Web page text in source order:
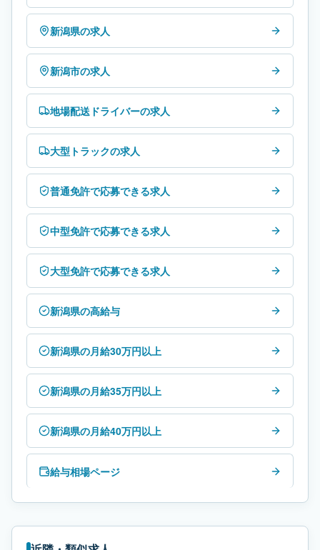
新潟県の求人
新潟市の求人
地場配送ドライバーの求人
大型トラックの求人
普通免許で応募できる求人
中型免許で応募できる求人
大型免許で応募できる求人
新潟県の高給与
新潟県の月給30万円以上
新潟県の月給35万円以上
新潟県の月給40万円以上
給与相場ページ